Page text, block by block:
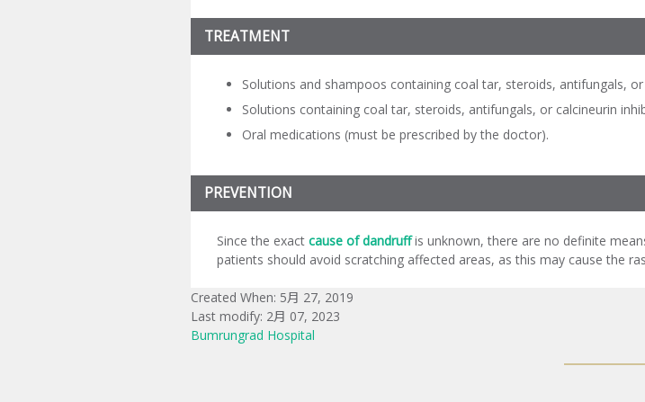
TREATMENT
Solutions and shampoos containing coal tar, steroids, antifungals,
Solutions containing coal tar, steroids, antifungals, or calcineurin
Oral medications (must be prescribed by the doctor).
PREVENTION
Since the exact cause of dandruffis unknown, there are no definite
patients should avoid scratching affected areas, as this may cause the
Created When: 5月 27, 2019
Last modify: 2月 07, 2023
Bumrungrad Hospital